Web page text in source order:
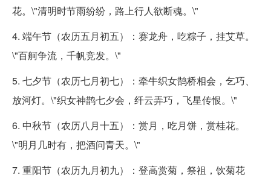
花。\"清明时节雨纷纷，路上行人欲断魂。\"
4. 端午节（农历五月初五）：赛龙舟，吃粽子，挂艾草。
\"百舸争流，千帆竞发。\"
5. 七夕节（农历七月初七）：牵牛织女鹊桥相会，乞巧、
放河灯。\"织女神鹊七夕会，纤云弄巧，飞星传恨。\"
6. 中秋节（农历八月十五）：赏月，吃月饼，赏桂花。
\"明月几时有，把酒问青天。\"
7. 重阳节（农历九月初九）：登高赏菊，祭祖，饮菊花